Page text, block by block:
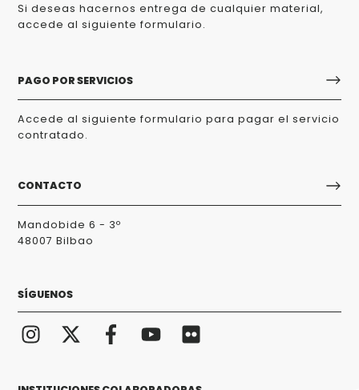
Si deseas hacernos entrega de cualquier material,
accede al siguiente formulario.
PAGO POR SERVICIOS
Accede al siguiente formulario para pagar el servicio
contratado.
CONTACTO
Mandobide 6 - 3º
48007 Bilbao
SÍGUENOS